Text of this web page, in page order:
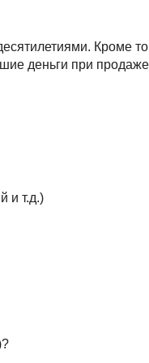
Кроме
деньги при
и т.д.)